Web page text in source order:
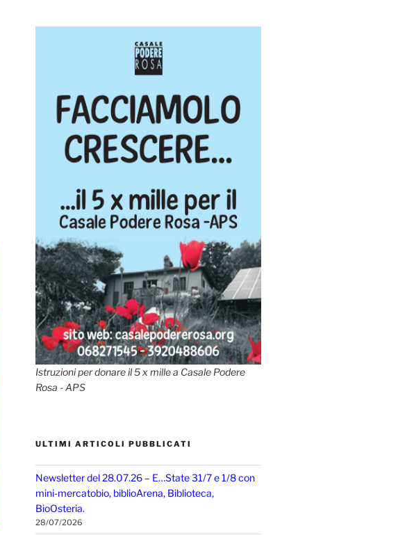
Istruzioni per donare il 5 x mille a Casale Podere
Rosa - APS
ULTIMI ARTICOLI PUBBLICATI
Newsletter del 28.07.26 – E…State 31/7 e 1/8 con
mini-mercatobio, biblioArena, Biblioteca,
BioOsteria.
28/07/2026